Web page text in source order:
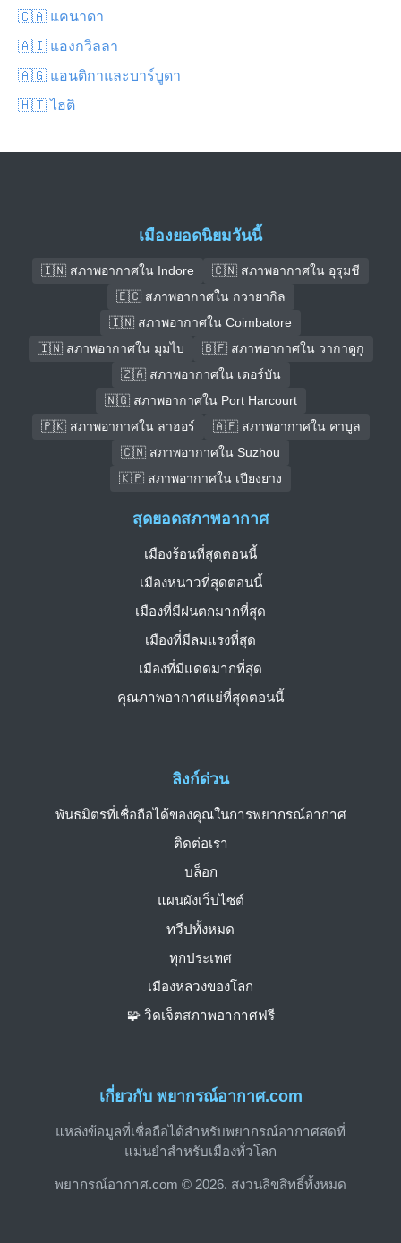
🇨🇦 แคนาดา
🇦🇮 แองกวิลลา
🇦🇬 แอนติกาและบาร์บูดา
🇭🇹 ไฮติ
เมืองยอดนิยมวันนี้
🇮🇳 สภาพอากาศใน Indore
🇨🇳 สภาพอากาศใน อุรุมชี
🇪🇨 สภาพอากาศใน กวายากิล
🇮🇳 สภาพอากาศใน Coimbatore
🇮🇳 สภาพอากาศใน มุมไบ
🇧🇫 สภาพอากาศใน วากาดูกู
🇿🇦 สภาพอากาศใน เดอร์บัน
🇳🇬 สภาพอากาศใน Port Harcourt
🇵🇰 สภาพอากาศใน ลาฮอร์
🇦🇫 สภาพอากาศใน คาบูล
🇨🇳 สภาพอากาศใน Suzhou
🇰🇵 สภาพอากาศใน เปียงยาง
เกี่ยวกับ พยากรณ์อากาศ.com
แหล่งข้อมูลที่เชื่อถือได้สำหรับพยากรณ์อากาศสดที่
แม่นยำสำหรับเมืองทั่วโลก
พยากรณ์อากาศ.com © 2026. สงวนลิขสิทธิ์ทั้งหมด
ลิงก์ด่วน
พันธมิตรที่เชื่อถือได้ของคุณในการพยากรณ์อากาศ
ติดต่อเรา
บล็อก
แผนผังเว็บไซต์
ทวีปทั้งหมด
ทุกประเทศ
เมืองหลวงของโลก
🧩 วิดเจ็ตสภาพอากาศฟรี
สุดยอดสภาพอากาศ
เมืองร้อนที่สุดตอนนี้
เมืองหนาวที่สุดตอนนี้
เมืองที่มีฝนตกมากที่สุด
เมืองที่มีลมแรงที่สุด
เมืองที่มีแดดมากที่สุด
คุณภาพอากาศแย่ที่สุดตอนนี้